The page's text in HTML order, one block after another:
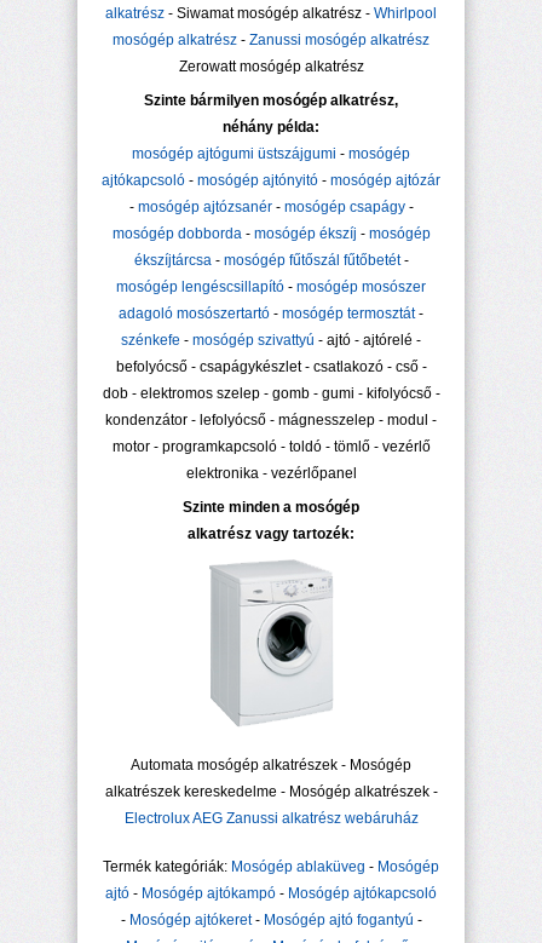
alkatrész - Siwamat mosógép alkatrész - Whirlpool
mosógép alkatrész - Zanussi mosógép alkatrész
Zerowatt mosógép alkatrész
Szinte bármilyen mosógép alkatrész,
néhány példa:
mosógép ajtógumi üstszájgumi - mosógép
ajtókapcsoló - mosógép ajtónyitó - mosógép ajtózár
- mosógép ajtózsanér- mosógép csapágy-
mosógép dobborda- mosógép ékszíj - mosógép
ékszíjtárcsa- mosógép fűtőszál fűtőbetét-
mosógép lengéscsillapító - mosógép mosószer
adagoló mosószertartó - mosógép termosztát-
szénkefe - mosógép szivattyú - ajtó - ajtórelé -
befolyócső - csapágykészlet - csatlakozó - cső -
dob - elektromos szelep - gomb - gumi - kifolyócső -
kondenzátor - lefolyócső - mágnesszelep - modul -
motor - programkapcsoló - toldó - tömlő - vezérlő
elektronika - vezérlőpanel
Szinte minden a mosógép
alkatrész vagy tartozék:
Automata mosógép alkatrészek - Mosógép
alkatrészek kereskedelme - Mosógép alkatrészek -
Electrolux AEG Zanussi alkatrész webáruház
Termék kategóriák: Mosógép ablaküveg - Mosógép
ajtó - Mosógép ajtókampó - Mosógép ajtókapcsoló
- Mosógép ajtókeret- Mosógép ajtó fogantyú -